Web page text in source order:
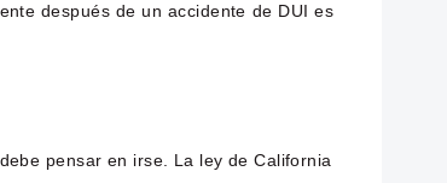
después de un accidente de DUI es
pensar en irse. La ley de California